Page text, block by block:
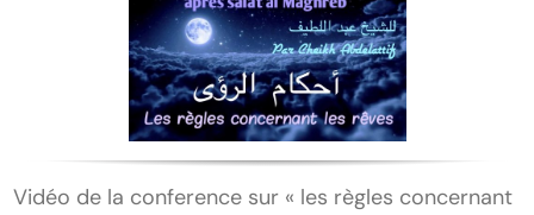
Vidéo de la conference sur « les règles concernant